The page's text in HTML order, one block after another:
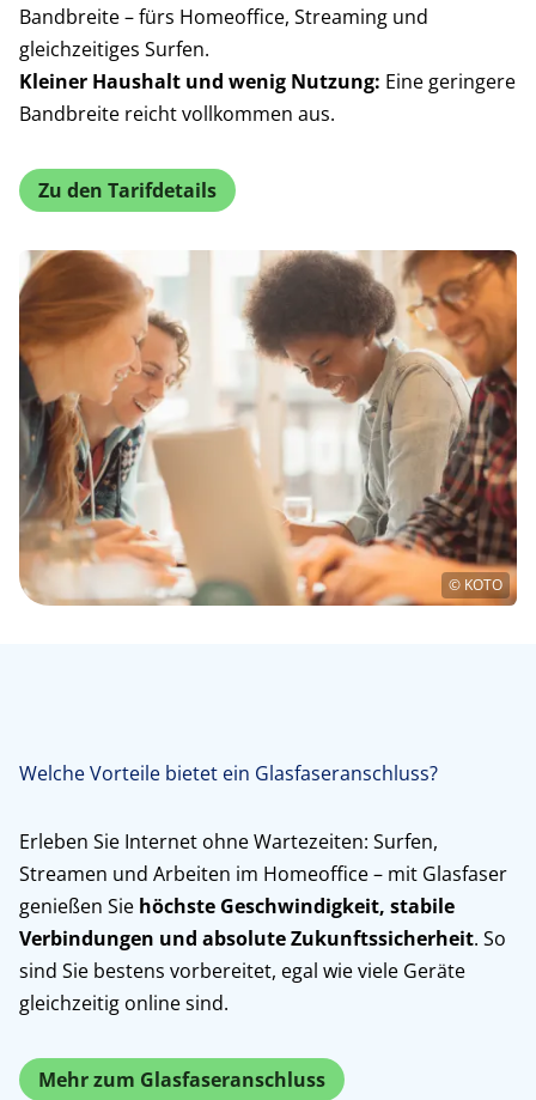
Bandbreite – fürs Homeoffice, Streaming und
gleichzeitiges Surfen.
Kleiner Haushalt und wenig Nutzung: Eine geringere
Bandbreite reicht vollkommen aus.
Zu den Tarifdetails
© KOTO
Welche Vorteile bietet ein Glasfaseranschluss?
Erleben Sie Internet ohne Wartezeiten: Surfen,
Streamen und Arbeiten im Homeoffice – mit Glasfaser
genießen Sie höchste Geschwindigkeit, stabile
Verbindungen und absolute Zukunftssicherheit. So
sind Sie bestens vorbereitet, egal wie viele Geräte
gleichzeitig online sind.
Mehr zum Glasfaseranschluss